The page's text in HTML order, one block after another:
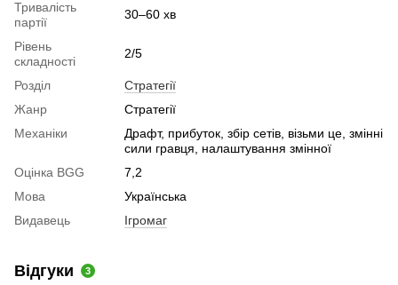
Тривалість
партії
30–60 хв
Рівень
складності
2/5
Розділ
Стратегії
Жанр
Стратегії
Механіки
Драфт, прибуток, збір сетів, візьми це, змінні
сили гравця, налаштування змінної
Оцінка BGG
7,2
Мова
Українська
Видавець
Ігромаг
Відгуки 3